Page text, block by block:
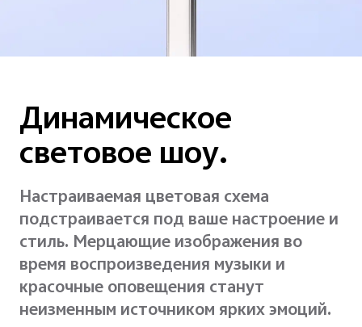
Динамическое
световое шоу.
Настраиваемая цветовая схема
подстраивается под ваше настроение и
стиль. Мерцающие изображения во
время воспроизведения музыки и
красочные оповещения станут
неизменным источником ярких эмоций.